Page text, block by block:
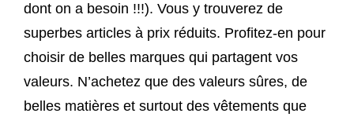
dont on a besoin !!!). Vous y trouverez de
superbes articles à prix réduits. Profitez-en pour
choisir de belles marques qui partagent vos
valeurs. N’achetez que des valeurs sûres, de
belles matières et surtout des vêtements que